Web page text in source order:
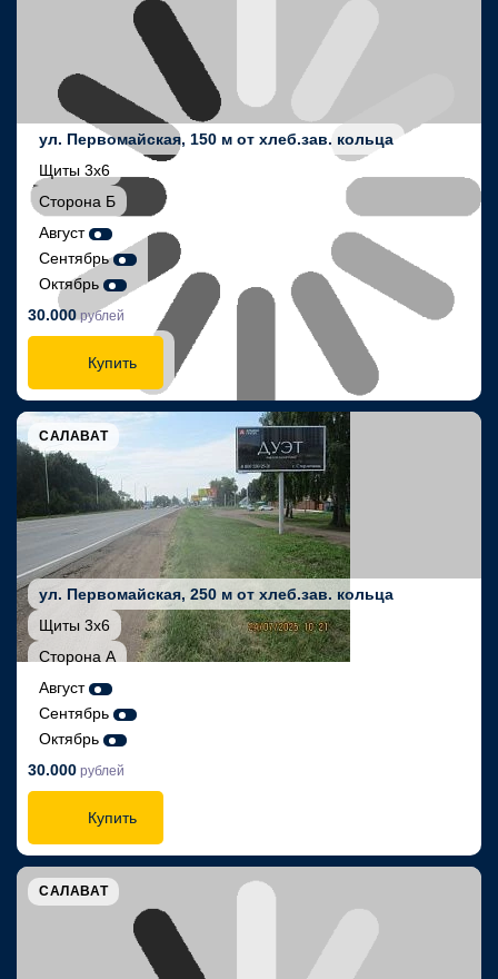
ул. Первомайская, 150 м от хлеб.зав. кольца
Щиты 3х6
Сторона Б
Август
Сентябрь
Октябрь
30.000 рублей
Купить
САЛАВАТ
ул. Первомайская, 250 м от хлеб.зав. кольца
Щиты 3х6
Сторона А
Август
Сентябрь
Октябрь
30.000 рублей
Купить
САЛАВАТ